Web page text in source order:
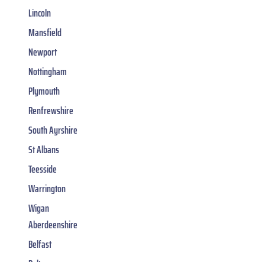
Lincoln
Mansfield
Newport
Nottingham
Plymouth
Renfrewshire
South Ayrshire
St Albans
Teesside
Warrington
Wigan
Aberdeenshire
Belfast